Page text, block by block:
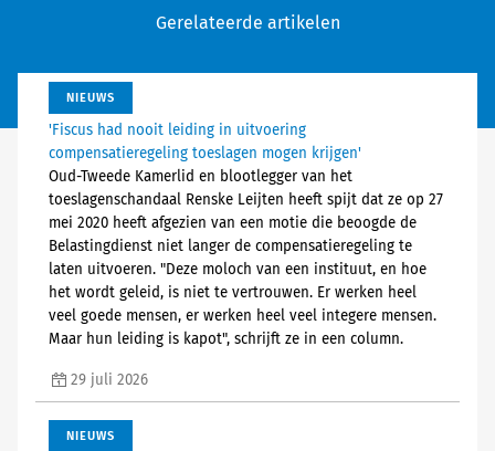
Gerelateerde artikelen
NIEUWS
'Fiscus had nooit leiding in uitvoering
compensatieregeling toeslagen mogen krijgen'
Oud-Tweede Kamerlid en blootlegger van het
toeslagenschandaal Renske Leijten heeft spijt dat ze op 27
mei 2020 heeft afgezien van een motie die beoogde de
Belastingdienst niet langer de compensatieregeling te
laten uitvoeren. "Deze moloch van een instituut, en hoe
het wordt geleid, is niet te vertrouwen. Er werken heel
veel goede mensen, er werken heel veel integere mensen.
Maar hun leiding is kapot", schrijft ze in een column.
29 juli 2026
NIEUWS